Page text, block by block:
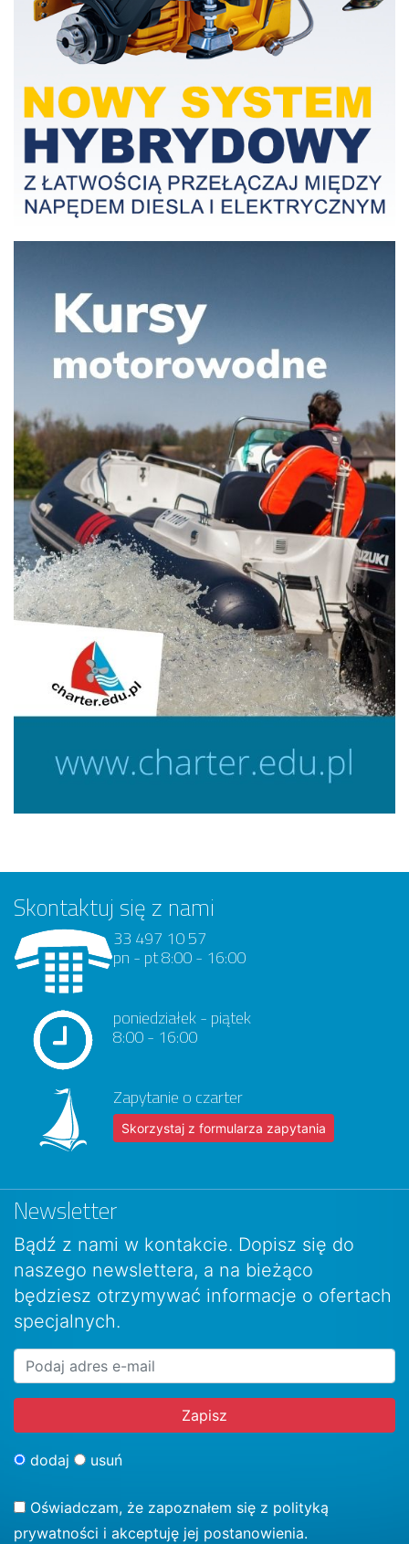
Skontaktuj się z nami
33 497 10 57
pn - pt 8:00 - 16:00
poniedziałek - piątek
8:00 - 16:00
Zapytanie o czarter
Skorzystaj z formularza zapytania
Newsletter
Bądź z nami w kontakcie. Dopisz się do
naszego newslettera, a na bieżąco
będziesz otrzymywać informacje o ofertach
specjalnych.
dodaj usuń
Oświadczam, że zapoznałem się z polityką
prywatności i akceptuję jej postanowienia.